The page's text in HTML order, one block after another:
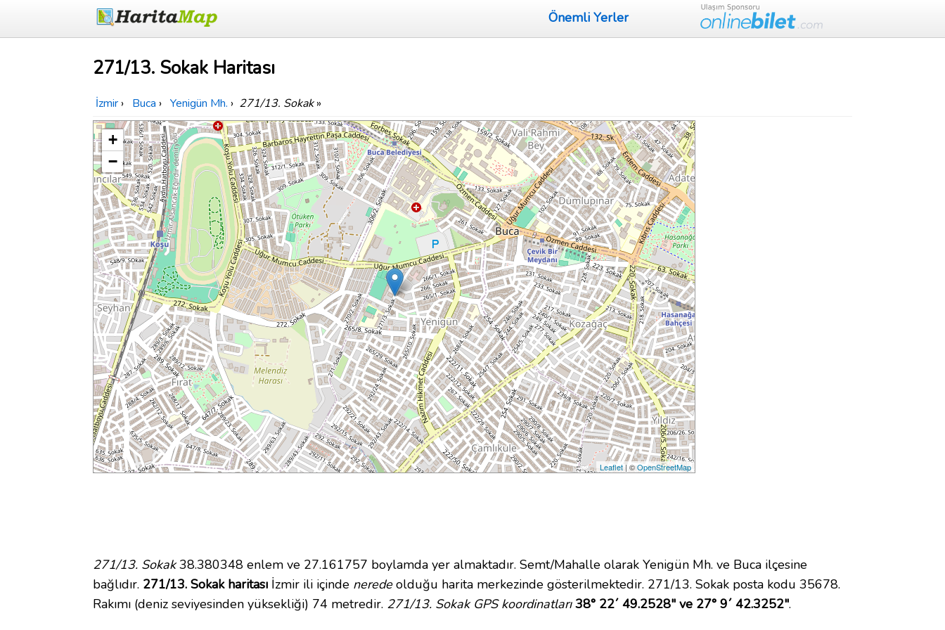
Önemli Yerler
271/13. Sokak Haritası
İzmir › Buca › Yenigün Mh. › 271/13. Sokak»
+
−
Leaflet| ©OpenStreetMap
271/13. Sokak38.380348 enlem ve 27.161757 boylamda yer almaktadır. Semt/Mahalle olarak Yenigün Mh. ve Buca ilçesine
bağlıdır. 271/13. Sokak haritası İzmir ili içinde neredeolduğu harita merkezinde gösterilmektedir. 271/13. Sokak posta kodu 35678.
Rakımı (deniz seviyesinden yüksekliği) 74 metredir. 271/13. Sokak GPS koordinatları 38° 22´ 49.2528" ve 27° 9´ 42.3252".